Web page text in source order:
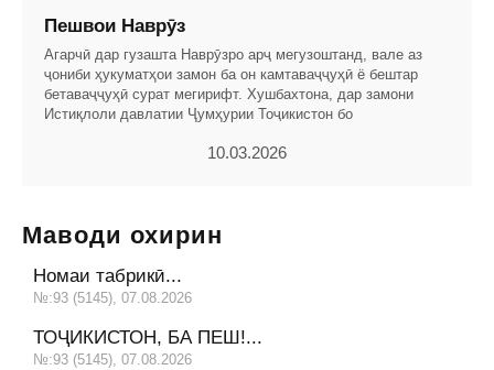
Пешвои Наврӯз
Агарчӣ дар гузашта Наврӯзро арҷ мегузоштанд, вале аз
ҷониби ҳукуматҳои замон ба он камтаваҷҷуҳӣ ё бештар
бетаваҷҷуҳӣ сурат мегирифт. Хушбахтона, дар замони
Истиқлоли давлатии Ҷумҳурии Тоҷикистон бо
10.03.2026
Маводи охирин
Номаи табрикӣ...
№:93 (5145), 07.08.2026
ТОҶИКИСТОН, БА ПЕШ!...
№:93 (5145), 07.08.2026